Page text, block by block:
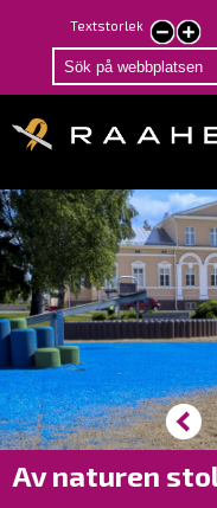
Hoppa
till
huvudinnehåll
Textstorlek
smaller
text
larger
text
Av naturen